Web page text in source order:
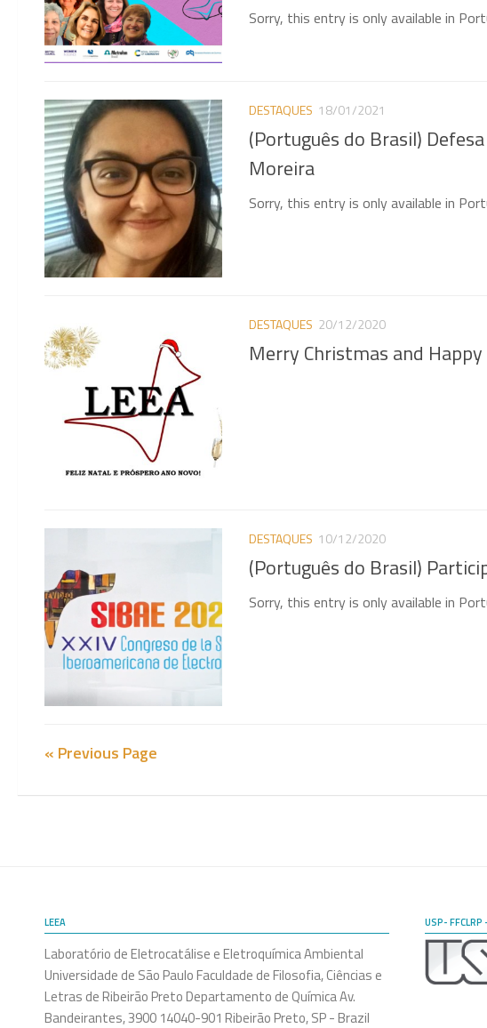
Sorry, this entry is only available in
DESTAQUES 18/01/2021
(Português do Brasil)
Moreira
Sorry, this entry is only available in
DESTAQUES 20/12/2020
Merry Christmas and Happy
DESTAQUES 10/12/2020
(Português do Brasil)
Sorry, this entry is only available in
« Previous Page
LEEA
Laboratório de Eletrocatálise e Eletroquímica Ambiental
Universidade de São Paulo Faculdade de Filosofia, Ciências e
Letras de Ribeirão Preto Departamento de Química Av.
Bandeirantes, 3900 14040-901 Ribeirão Preto, SP - Brazil
USP- FFCLRP